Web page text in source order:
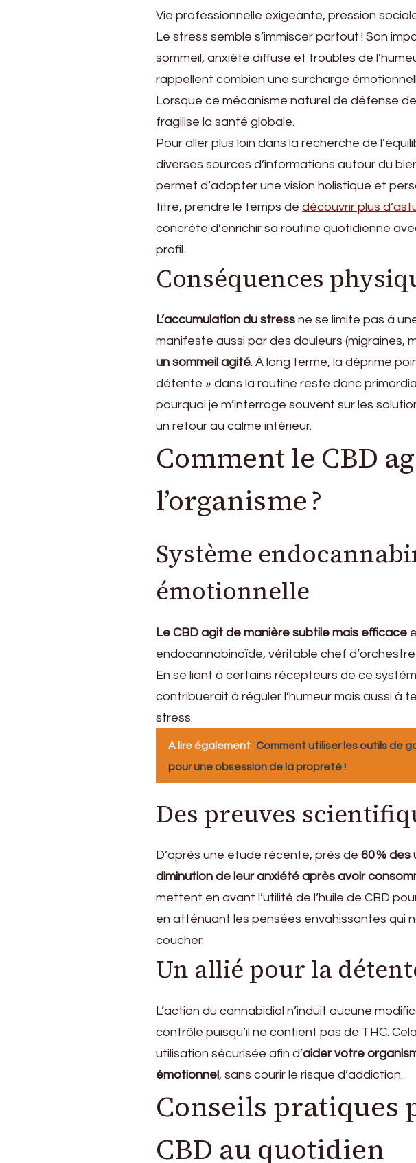
Vie professionnelle exigeante, pression
Le stress semble s’immiscer partout ! Son
sommeil, anxiété diffuse et troubles de
rappellent combien une surcharge
Lorsque ce mécanisme naturel de défense
fragilise la santé globale.
Pour aller plus loin dans la recherche de
diverses sources d’informations autour du
permet d’adopter une vision holistique et
titre, prendre le temps de découvrir plus
concrète d’enrichir sa routine quotidienne
profil.
Conséquences
L’accumulation du stress ne se limite pas à
manifeste aussi par des douleurs (migraines,
un sommeil agité. À long terme, la déprime
détente » dans la routine reste donc
pourquoi je m’interroge souvent sur les
un retour au calme intérieur.
Comment le CBD
l’organisme ?
Système
émotionnelle
Le CBD agit de manière subtile mais efficace
endocannabinoïde, véritable chef
En se liant à certains récepteurs de ce
contribuerait à réguler l’humeur mais aussi
stress.
A lire également Comment utiliser les outils de
pour une obsession de la propreté !
Des preuves
D’après une étude récente, près de 60 %
diminution de leur anxiété après avoir
mettent en avant l’utilité de l’huile de CBD
en atténuant les pensées envahissantes qui
coucher.
Un allié pour la
L’action du cannabidiol n’induit aucune
contrôle puisqu’il ne contient pas de THC.
utilisation sécurisée afin d’aider votre
émotionnel, sans courir le risque d’addiction.
Conseils pratiques
CBD au quotidien